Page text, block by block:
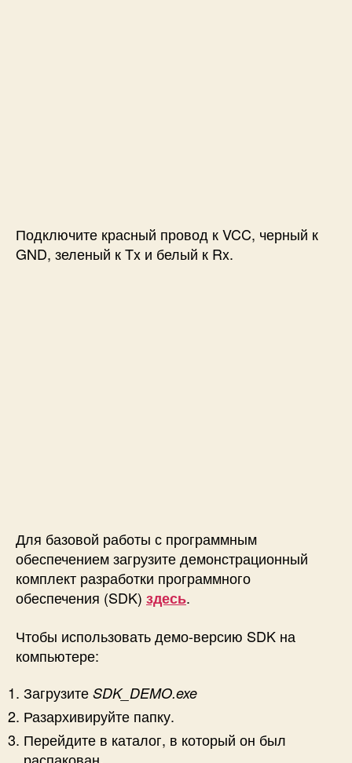
Подключите красный провод к VCC, черный к
GND, зеленый к Tx и белый к Rx.
Для базовой работы с программным
обеспечением загрузите демонстрационный
комплект разработки программного
обеспечения (SDK) здесь.
Чтобы использовать демо-версию SDK на
компьютере:
Загрузите SDK_DEMO.exe
Разархивируйте папку.
Перейдите в каталог, в который он был